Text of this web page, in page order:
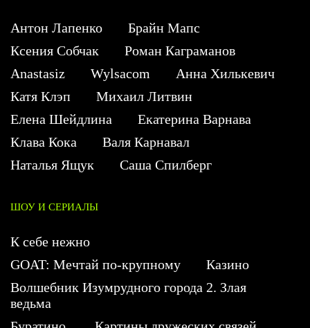
Антон Лапенко
Брайн Мапс
Ксения Собчак
Роман Каграманов
Anastasiz
Wylsacom
Анна Хилькевич
Катя Клэп
Михаил Литвин
Елена Шейдлина
Екатерина Варнава
Клава Кока
Валя Карнавал
Наталья Ящук
Саша Спилберг
ШОУ И СЕРИАЛЫ
К себе нежно
GOAT: Мечтай по-крупному
Казино
Волшебник Изумрудного города 2. Злая
ведьма